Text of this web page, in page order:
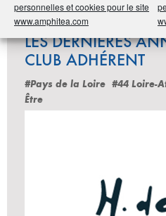
personnelles et cookies pour le site
www.amphitea.com
LES DERNIÈRES
CLUB ADHÉRENT
#Pays de la Loire #44 Loire-
Être